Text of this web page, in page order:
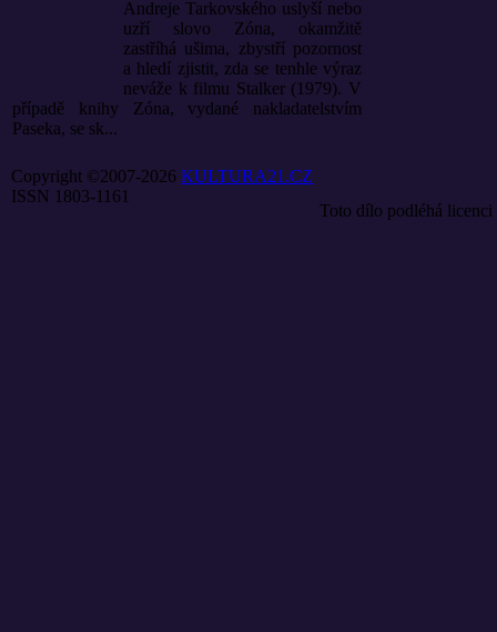
Andreje Tarkovského uslyší nebo
uzří slovo Zóna, okamžitě
zastříhá ušima, zbystří pozornost
a hledí zjistit, zda se tenhle výraz
neváže k filmu Stalker (1979). V
případě knihy Zóna, vydané nakladatelstvím
Paseka, se sk...
Copyright ©2007-2026 KULTURA21.CZ
ISSN 1803-1161
Toto dílo podléhá licenci